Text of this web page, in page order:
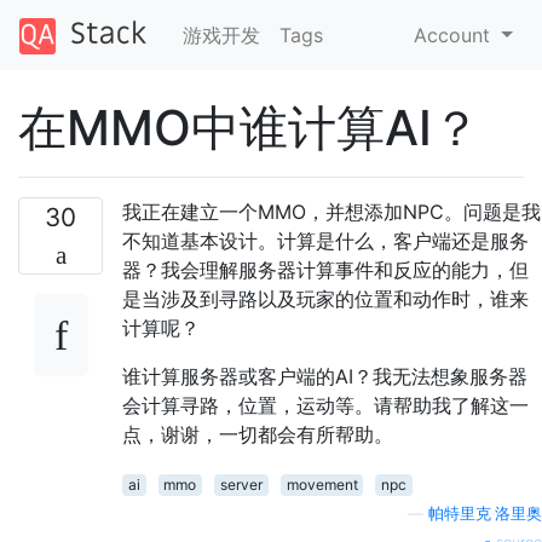
游戏开发 Tags Account
在MMO中​​谁计算AI？
30
我正在建立一个MMO，并想添加NPC。问题是我
不知道基本设计。计算是什么，客户端还是服务
器？我会理解服务器计算事件和反应的能力，但
是当涉及到寻路以及玩家的位置和动作时，谁来
计算呢？
谁计算服务器或客户端的AI？我无法想象服务器
会计算寻路，位置，运动等。请帮助我了解这一
点，谢谢，一切都会有所帮助。
ai mmo server movement
npc
帕特里克·洛里奥